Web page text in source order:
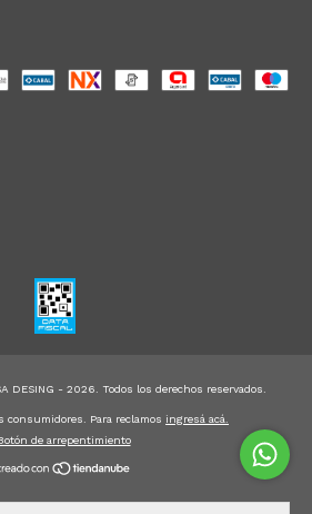
DESING - 2026. Todos los derechos reservados.
consumidores. Para reclamos ingresá acá.
de arrepentimiento